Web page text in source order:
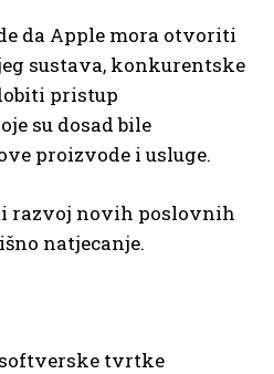
da Apple mora otvoriti
sustava, konkurentske
pristup
su dosad bile
proizvode i usluge.
razvoj novih poslovnih
natjecanje.
tvrtke